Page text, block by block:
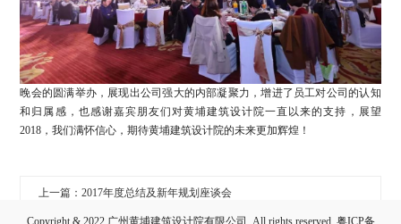
晚会的圆满举办，展现出公司强大的内部凝聚力，增进了员工对公司的认知
和归属感，也感谢嘉宾朋友们对黄埔建筑设计院一直以来的支持，展望
2018，我们满怀信心，期待黄埔建筑设计院的未来更加辉煌！
上一篇：2017年度总结及新年规划座谈会
Copyright & 2022 广州黄埔建筑设计院有限公司. All rights reserved. 粤ICP备